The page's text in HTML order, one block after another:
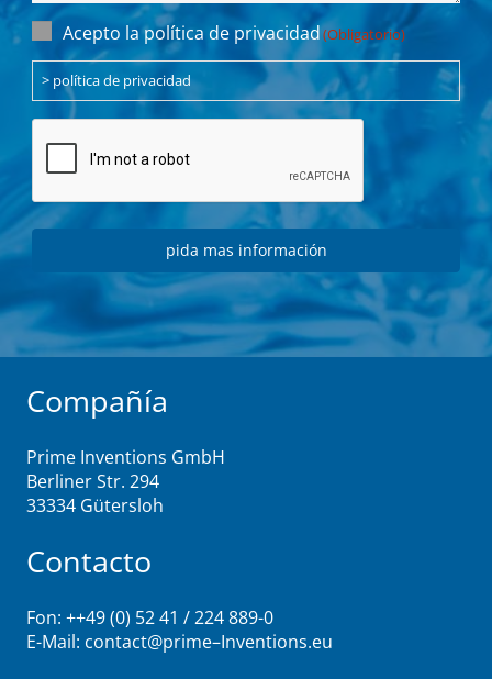
Einwilligung
(Obligatorio)
Acepto la política de privacidad(Obligatorio)
> política de privacidad
Compañía
Prime Inventions GmbH
Berliner Str. 294
33334 Gütersloh
Contacto
Fon: ++49 (0) 52 41 / 224 889-0
E-Mail: contact@prime–Inventions.eu